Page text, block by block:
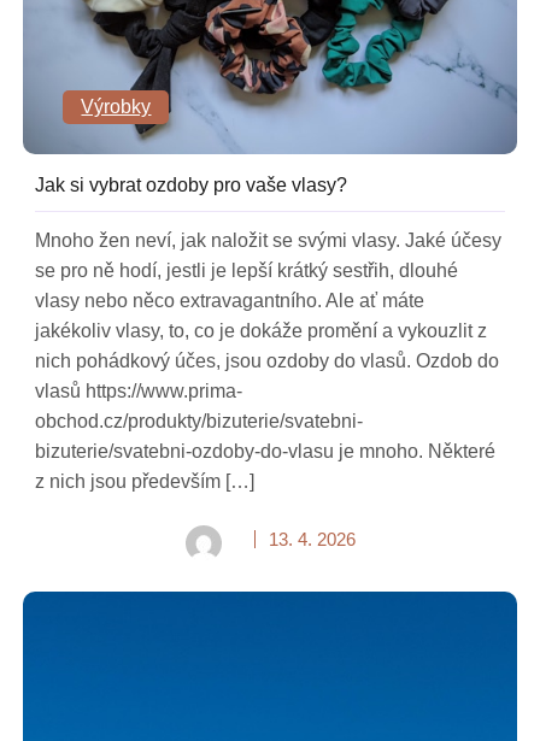
Výrobky
Jak si vybrat ozdoby pro vaše vlasy?
Mnoho žen neví, jak naložit se svými vlasy. Jaké účesy
se pro ně hodí, jestli je lepší krátký sestřih, dlouhé
vlasy nebo něco extravagantního. Ale ať máte
jakékoliv vlasy, to, co je dokáže promění a vykouzlit z
nich pohádkový účes, jsou ozdoby do vlasů. Ozdob do
vlasů https://www.prima-
obchod.cz/produkty/bizuterie/svatebni-
bizuterie/svatebni-ozdoby-do-vlasu je mnoho. Některé
z nich jsou především […]
13. 4. 2026